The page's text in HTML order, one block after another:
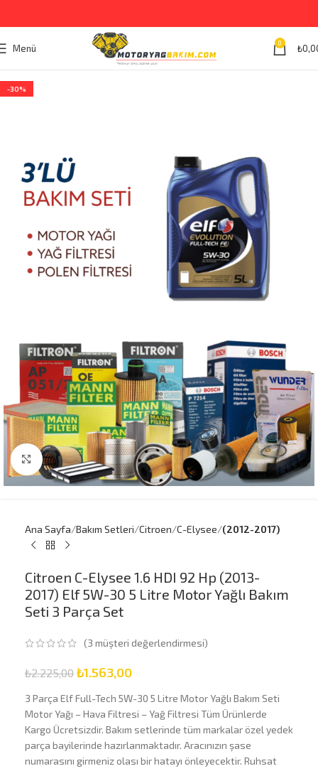
Menü 0 ₺
-30%
Büyütmek için tıklayın
Ana Sayfa Bakım Setleri Citroen C-Elysee (2012-2017)
Citroen C-Elysee 1.6 HDI 92 Hp (2013-
2017) Elf 5W-30 5 Litre Motor Yağlı Bakım
Seti 3 Parça Set
(3 müşteri değerlendirmesi)
₺2.225,00 ₺1.563,00
3 Parça Elf Full-Tech 5W-30 5 Litre Motor Yağlı Bakım Seti
Motor Yağı – Hava Filtresi – Yağ Filtresi Tüm Ürünlerde
Kargo Ücretsizdir. Bakım setlerinde tüm markalar özel yedek
parça bayilerinde hazırlanmaktadır. Aracınızın şase
numarasını girmeniz olası bir hatayı önleyecektir. Ruhsat